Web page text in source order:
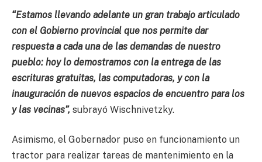
“Estamos llevando adelante un gran trabajo articulado
con el Gobierno provincial que nos permite dar
respuesta a cada una de las demandas de nuestro
pueblo: hoy lo demostramos con la entrega de las
escrituras gratuitas, las computadoras, y con la
inauguración de nuevos espacios de encuentro para los
y las vecinas”, subrayó Wischnivetzky.
Asimismo, el Gobernador puso en funcionamiento un
tractor para realizar tareas de mantenimiento en la